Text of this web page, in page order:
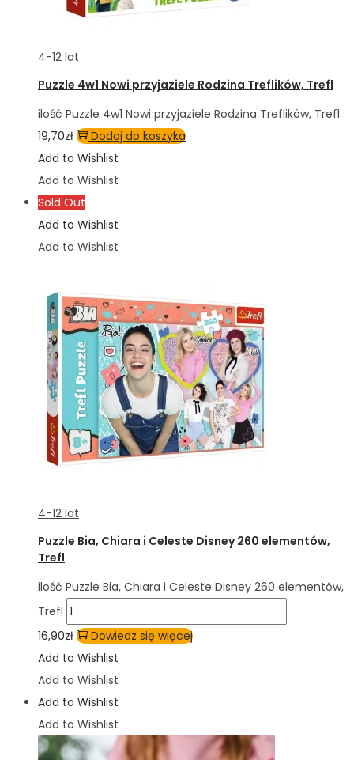
4-12 lat
Puzzle 4w1 Nowi przyjaziele Rodzina Treflików, Trefl
ilość Puzzle 4w1 Nowi przyjaziele Rodzina Treflików, Trefl
19,70zł
Dodaj do koszyka
Add to Wishlist
Add to Wishlist
Sold Out
Add to Wishlist
Add to Wishlist
4-12 lat
Puzzle Bia, Chiara i Celeste Disney 260 elementów,
Trefl
ilość Puzzle Bia, Chiara i Celeste Disney 260 elementów,
Trefl
16,90zł
Dowiedz się więcej
Add to Wishlist
Add to Wishlist
Add to Wishlist
Add to Wishlist